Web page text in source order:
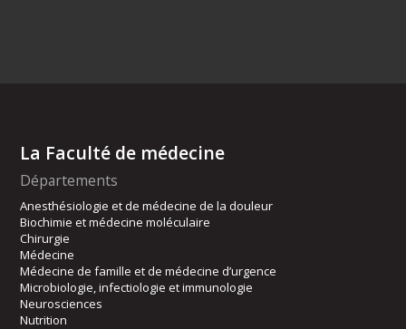
La Faculté de médecine
Départements
Anesthésiologie et de médecine de la douleur
Biochimie et médecine moléculaire
Chirurgie
Médecine
Médecine de famille et de médecine d’urgence
Microbiologie, infectiologie et immunologie
Neurosciences
Nutrition